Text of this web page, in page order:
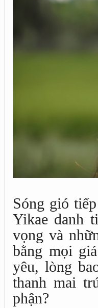
Sóng gió
Yikae danh
vọng và
bằng mọi
yêu, lòng
thanh mai
phận?